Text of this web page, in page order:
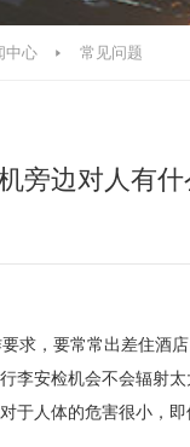
中心 常见问题
旁边对人有什
求，要常常出差住酒
李安检机会不会辐射
于人体的危害很小，